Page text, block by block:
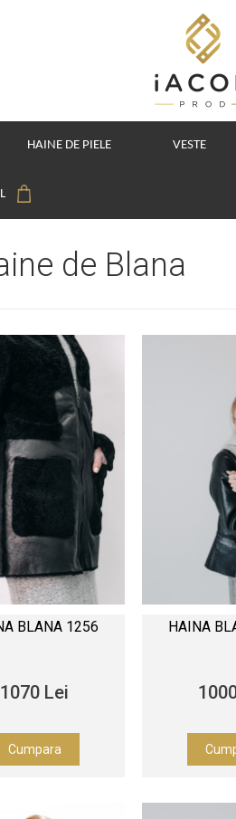
HAINE DE PIELE VESTE
de Blana
BLANA 1256
1070 Lei
Cumpara
HAINA